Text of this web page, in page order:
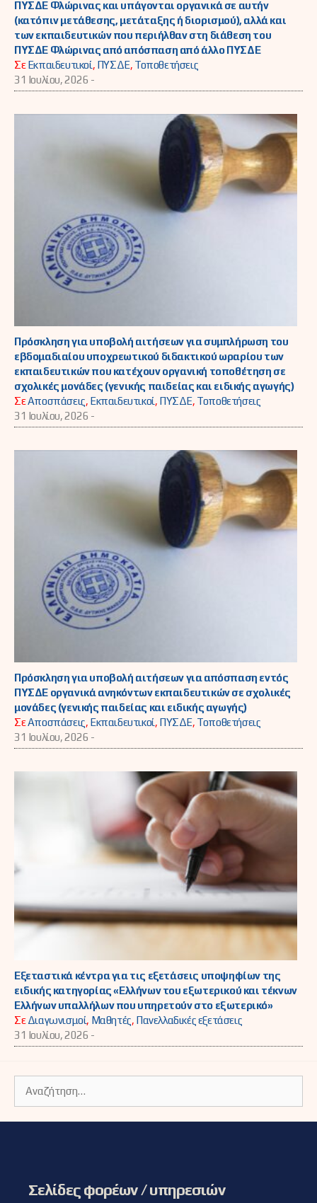
ΠΥΣΔΕ Φλώρινας και υπάγονται οργανικά σε αυτήν
(κατόπιν μετάθεσης, μετάταξης ή διορισμού), αλλά και
των εκπαιδευτικών που περιήλθαν στη διάθεση του
ΠΥΣΔΕ Φλώρινας από απόσπαση από άλλο ΠΥΣΔΕ
ΣεΕκπαιδευτικοί, ΠΥΣΔΕ, Τοποθετήσεις
31 Ιουλίου, 2026 -
Πρόσκληση για υποβολή αιτήσεων για συμπλήρωση του
εβδομαδιαίου υποχρεωτικού διδακτικού ωραρίου των
εκπαιδευτικών που κατέχουν οργανική τοποθέτηση σε
σχολικές μονάδες (γενικής παιδείας και ειδικής αγωγής)
ΣεΑποσπάσεις, Εκπαιδευτικοί, ΠΥΣΔΕ, Τοποθετήσεις
31 Ιουλίου, 2026 -
Πρόσκληση για υποβολή αιτήσεων για απόσπαση εντός
ΠΥΣΔΕ οργανικά ανηκόντων εκπαιδευτικών σε σχολικές
μονάδες (γενικής παιδείας και ειδικής αγωγής)
ΣεΑποσπάσεις, Εκπαιδευτικοί, ΠΥΣΔΕ, Τοποθετήσεις
31 Ιουλίου, 2026 -
Εξεταστικά κέντρα για τις εξετάσεις υποψηφίων της
ειδικής κατηγορίας «Ελλήνων του εξωτερικού και τέκνων
Ελλήνων υπαλλήλων που υπηρετούν στο εξωτερικό»
ΣεΔιαγωνισμοί, Μαθητές, Πανελλαδικές εξετάσεις
31 Ιουλίου, 2026 -
για:
Σελίδες φορέων / υπηρεσιών